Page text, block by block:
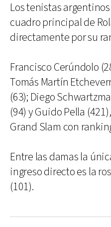
Los tenistas
cuadro principal de
directamente por su
Francisco Cerúndolo
Tomás Martín
(63); Diego
(94) y Guido Pella
Grand Slam con
Entre las damas la
ingreso directo es la
(101).